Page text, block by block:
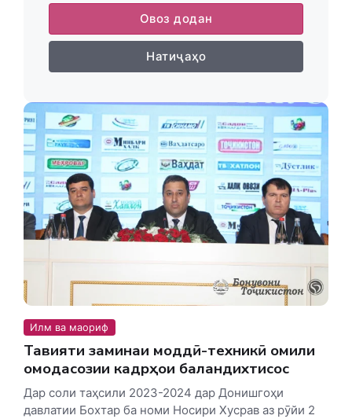
Овоз додан
Натиҷаҳо
Илм ва маориф
Тақвияти заминаи моддӣ-техникӣ омили
омодасозии кадрҳои баландихтисос
Дар соли таҳсили 2023-2024 дар Донишгоҳи
давлатии Бохтар ба номи Носири Хусрав аз рӯйи 2